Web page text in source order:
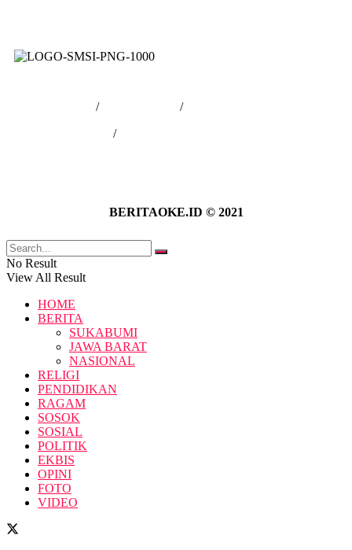
/
/
/
BERITAOKE.ID © 2021
No Result
View All Result
HOME
BERITA
SUKABUMI
JAWA BARAT
NASIONAL
RELIGI
PENDIDIKAN
RAGAM
SOSOK
SOSIAL
POLITIK
EKBIS
OPINI
FOTO
VIDEO